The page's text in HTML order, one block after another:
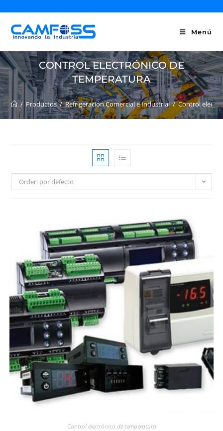
Menú
CONTROL ELECTRÓNICO DE
TEMPERATURA
/ Productos / Refrigeración Comercial e Industrial / Control
Orden por defecto
Control electrónico de temperatura